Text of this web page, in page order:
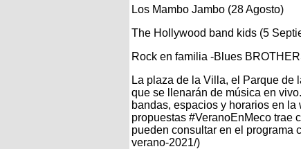
Los Mambo Jambo (28 Agosto)
The Hollywood band kids (5
Rock en familia -Blues
La plaza de la Villa, el Parque de
que se llenarán de música en
bandas, espacios y horarios en
propuestas #VeranoEnMeco trae
pueden consultar en el programa
verano-2021/)